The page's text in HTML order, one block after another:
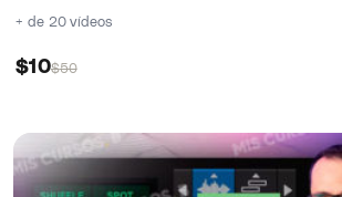
+ de 20 vídeos
$10$50